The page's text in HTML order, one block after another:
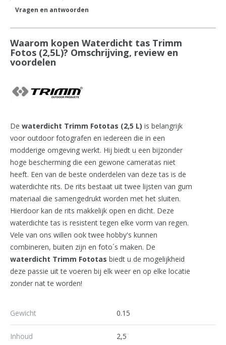
Vragen en antwoorden
Waarom kopen Waterdicht tas Trimm
Fotos (2,5L)? Omschrijving, review en
voordelen
De waterdicht Trimm Fototas (2,5 L) is belangrijk
voor outdoor fotografen en iedereen die in een
modderige omgeving werkt. Hij biedt u een bijzonder
hoge bescherming die een gewone cameratas niet
heeft. Een van de beste onderdelen van deze tas is de
waterdichte rits. De rits bestaat uit twee lijsten van gum
materiaal die samengedrukt worden met het sluiten.
Hierdoor kan de rits makkelijk open en dicht. Deze
waterdichte tas is resistent tegen elke vorm van regen.
Vele van ons willen ook twee hobby's kunnen
combineren, buiten zijn en foto´s maken. De
waterdicht Trimm Fototas biedt u de mogelijkheid
deze passie uit te voeren bij elk weer en op elke locatie
zonder nat te worden!
Gewicht 0.15
Inhoud 2,5